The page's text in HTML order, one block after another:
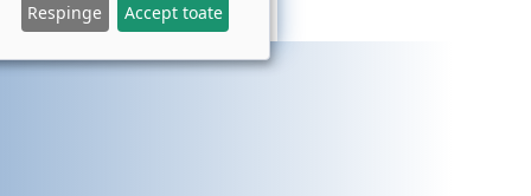
Respinge Accept toate